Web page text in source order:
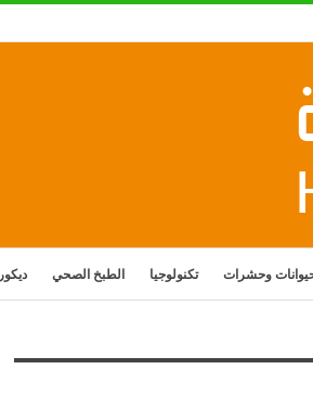
وحشرات تكنولوجيا الطبخ الصحي ديكور